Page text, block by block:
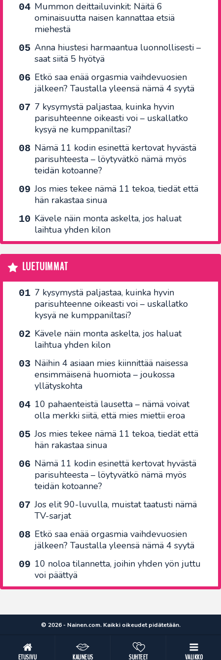
ETUSIVU KAUNEUS SUHTEET VALIKKO
Mummon deittailuvinkit: Näitä 6
ominaisuutta naisen kannattaa etsiä
miehestä
Anna hiustesi harmaantua luonnollisesti –
saat siitä 5 hyötyä
Etkö saa enää orgasmia vaihdevuosien
jälkeen? Taustalla yleensä nämä 4 syytä
7 kysymystä paljastaa, kuinka hyvin
parisuhteenne oikeasti voi – uskallatko
kysyä ne kumppaniltasi?
Nämä 11 kodin esinettä kertovat hyvästä
parisuhteesta – löytyvätkö nämä myös
teidän kotoanne?
Jos mies tekee nämä 11 tekoa, tiedät että
hän rakastaa sinua
Kävele näin monta askelta, jos haluat
laihtua yhden kilon
LUETUIMMAT
7 kysymystä paljastaa, kuinka hyvin
parisuhteenne oikeasti voi – uskallatko
kysyä ne kumppaniltasi?
Kävele näin monta askelta, jos haluat
laihtua yhden kilon
Näihin 4 asiaan mies kiinnittää naisessa
ensimmäisenä huomiota – joukossa
yllätyskohta
10 pahaenteistä lausetta – nämä voivat
olla merkki siitä, että mies miettii eroa
Jos mies tekee nämä 11 tekoa, tiedät että
hän rakastaa sinua
Nämä 11 kodin esinettä kertovat hyvästä
parisuhteesta – löytyvätkö nämä myös
teidän kotoanne?
Jos elit 90-luvulla, muistat taatusti nämä
TV-sarjat
Etkö saa enää orgasmia vaihdevuosien
jälkeen? Taustalla yleensä nämä 4 syytä
10 noloa tilannetta, joihin yhden yön juttu
voi päättyä
© 2026 - Nainen.com. Kaikki oikeudet pidätetään.